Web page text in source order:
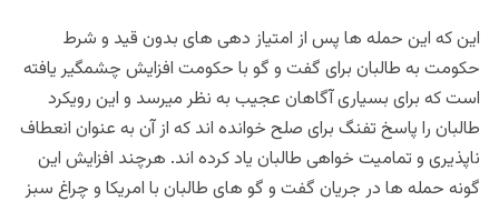
این که این حمله ها پس از امتیاز دهی های بدون قید و شرط
حکومت به طالبان برای گفت و گو با حکومت افزایش چشمگیر یافته
است که برای بسیاری آگاهان عجیب به نظر میرسد و این رویکرد
طالبان را پاسخ تفنگ برای صلح خوانده اند که از آن به عنوان انعطاف
ناپذیری و تمامیت خواهی طالبان یاد کرده اند. هرچند افزایش این
گونه حمله ها در جریان گفت و گو های طالبان با امریکا و چراغ سبز